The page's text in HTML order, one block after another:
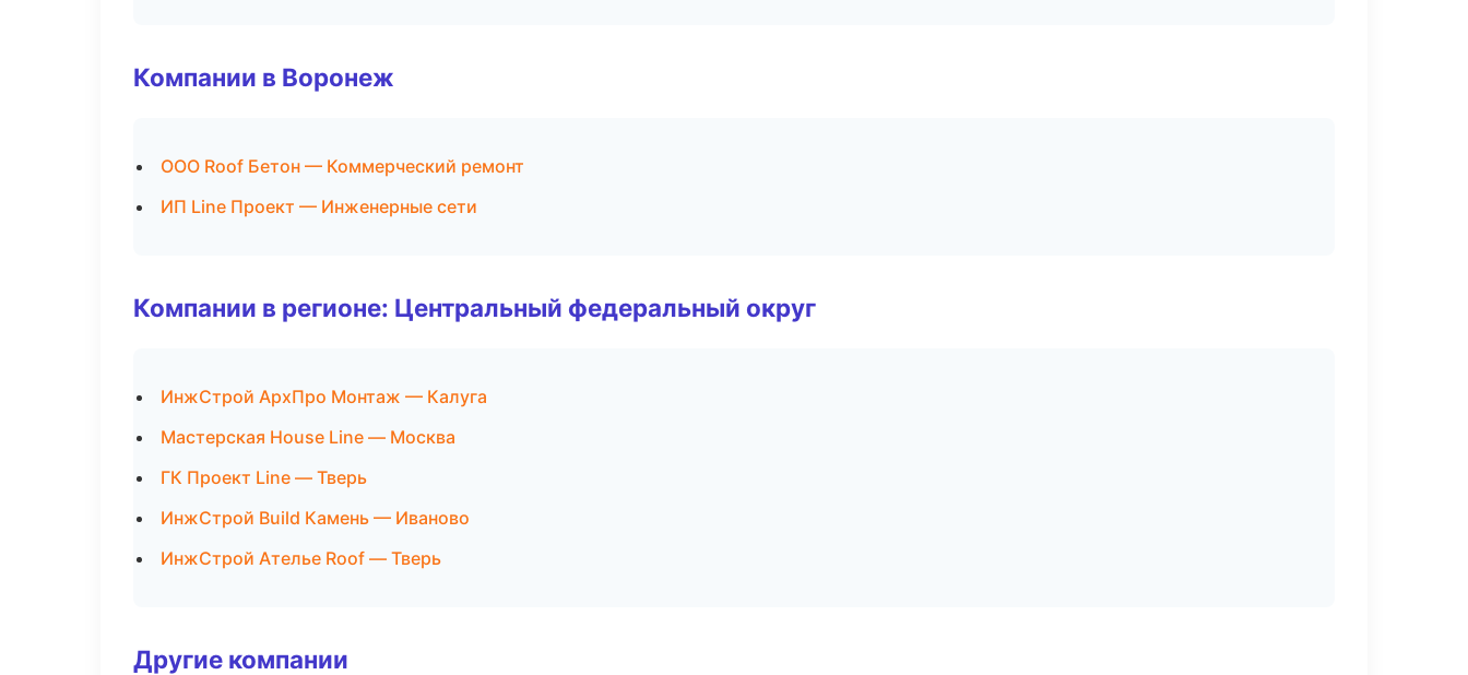
Компании в Воронеж
ООО Roof Бетон — Коммерческий ремонт
ИП Line Проект — Инженерные сети
Компании в регионе: Центральный федеральный округ
ИнжСтрой АрхПро Монтаж — Калуга
Мастерская House Line — Москва
ГК Проект Line — Тверь
ИнжСтрой Build Камень — Иваново
ИнжСтрой Ателье Roof — Тверь
Другие компании